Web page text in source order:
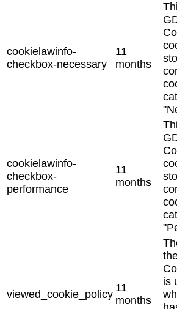
cookielawinfo-
checkbox-necessary
11
months
cookielawinfo-
checkbox-
performance
11
months
viewed_cookie_policy
11
months
is